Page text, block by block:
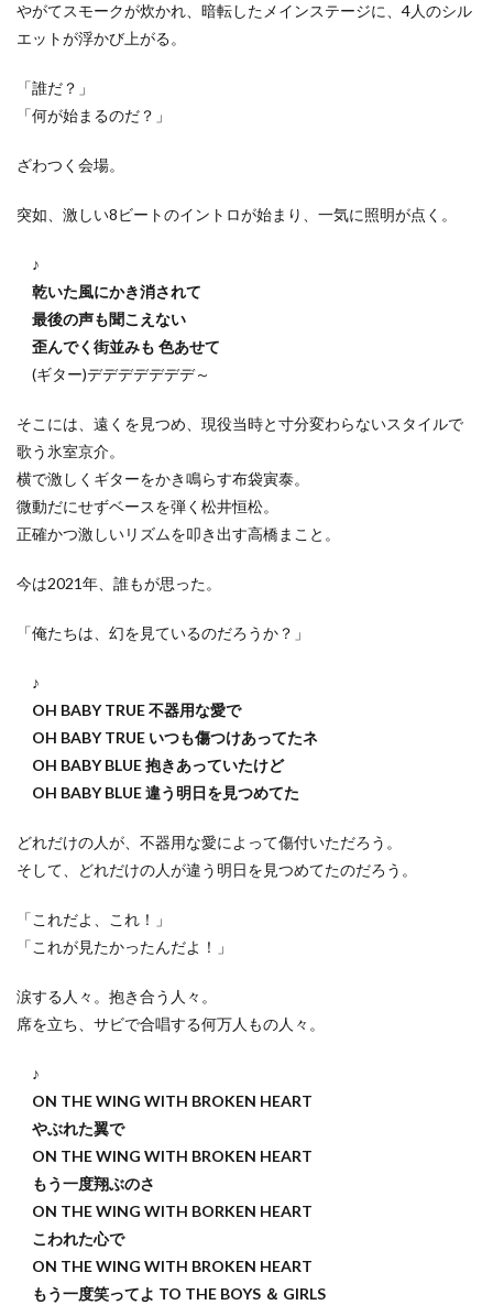
やがてスモークが炊かれ、暗転したメインステージに、4人のシル
エットが浮かび上がる。
「誰だ？」
「何が始まるのだ？」
ざわつく会場。
突如、激しい8ビートのイントロが始まり、一気に照明が点く。
♪
乾いた風にかき消されて
最後の声も聞こえない
歪んでく街並みも 色あせて
(ギター)デデデデデデデ～
そこには、遠くを見つめ、現役当時と寸分変わらないスタイルで
歌う氷室京介。
横で激しくギターをかき鳴らす布袋寅泰。
微動だにせずベースを弾く松井恒松。
正確かつ激しいリズムを叩き出す高橋まこと。
今は2021年、誰もが思った。
「俺たちは、幻を見ているのだろうか？」
♪
OH BABY TRUE 不器用な愛で
OH BABY TRUE いつも傷つけあってたネ
OH BABY BLUE 抱きあっていたけど
OH BABY BLUE 違う明日を見つめてた
どれだけの人が、不器用な愛によって傷付いただろう。
そして、どれだけの人が違う明日を見つめてたのだろう。
「これだよ、これ！」
「これが見たかったんだよ！」
涙する人々。抱き合う人々。
席を立ち、サビで合唱する何万人もの人々。
♪
ON THE WING WITH BROKEN HEART
やぶれた翼で
ON THE WING WITH BROKEN HEART
もう一度翔ぶのさ
ON THE WING WITH BORKEN HEART
こわれた心で
ON THE WING WITH BROKEN HEART
もう一度笑ってよ TO THE BOYS ＆ GIRLS